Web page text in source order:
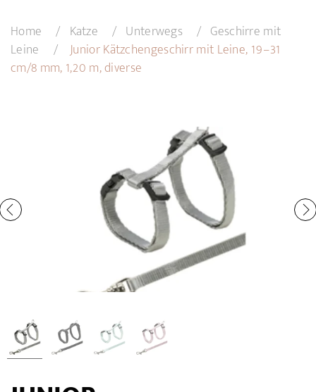
Home Katze Unterwegs
Geschirre mit
Leine
Junior Kätzchengeschirr mit Leine, 19–31
cm/8 mm, 1,20 m, diverse